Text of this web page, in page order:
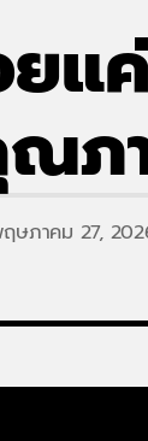
แ
ณภ
ษภาคม 27,